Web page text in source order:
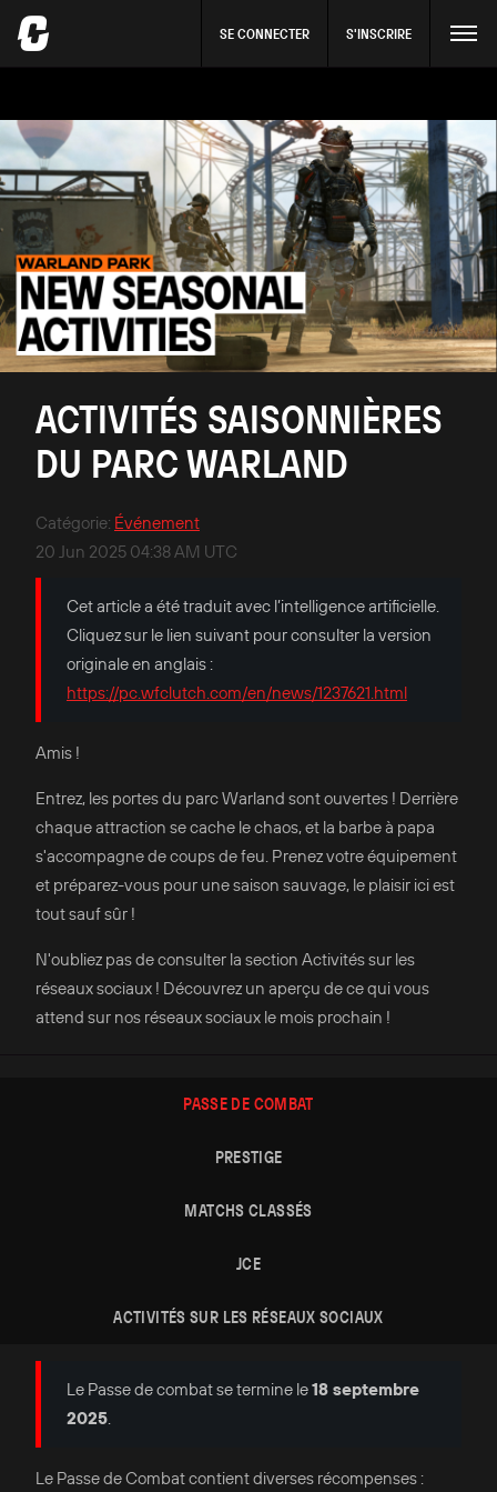
SE CONNECTER S'INSCRIRE
ACTIVITÉS SAISONNIÈRES
DU PARC WARLAND
Catégorie: Événement
20 Jun 2025 04:38 AM UTC
Cet article a été traduit avec l’intelligence artificielle.
Cliquez sur le lien suivant pour consulter la version
originale en anglais :
https://pc.wfclutch.com/en/news/1237621.html
Amis !
Entrez, les portes du parc Warland sont ouvertes ! Derrière
chaque attraction se cache le chaos, et la barbe à papa
s'accompagne de coups de feu. Prenez votre équipement
et préparez-vous pour une saison sauvage, le plaisir ici est
tout sauf sûr !
N'oubliez pas de consulter la section Activités sur les
réseaux sociaux ! Découvrez un aperçu de ce qui vous
attend sur nos réseaux sociaux le mois prochain !
PASSE DE COMBAT
PRESTIGE
MATCHS CLASSÉS
JCE
ACTIVITÉS SUR LES RÉSEAUX SOCIAUX
Le Passe de combat se termine le18 septembre
2025.
Le Passe de Combat contient diverses récompenses :